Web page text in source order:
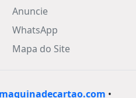
Anuncie
WhatsApp
Mapa do Site
maquinadecartao.com •